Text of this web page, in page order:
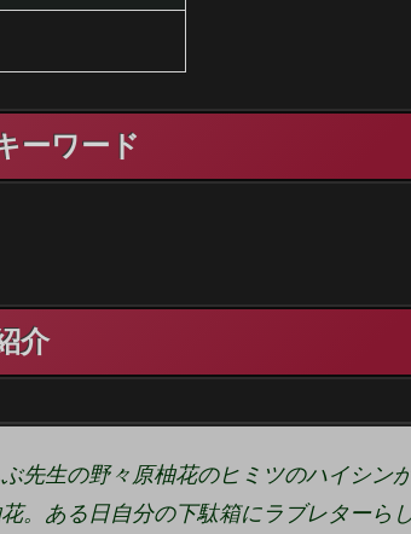
ーワード
介
先生の野々原柚花のヒミツのハイシン
。ある日自分の下駄箱にラブレターら